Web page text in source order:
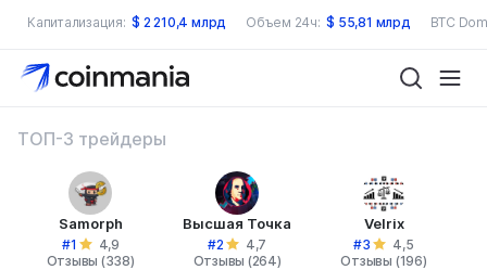
Капитализация: $ 2 210,4 млрд Объем 24ч: $ 55,81 млрд BTC
ТОП-3 трейдеры
Samorph
#1
4,9
Отзывы (338)
Высшая Точка
#2
4,7
Отзывы (264)
Velrix
#3
4,5
Отзывы (196)